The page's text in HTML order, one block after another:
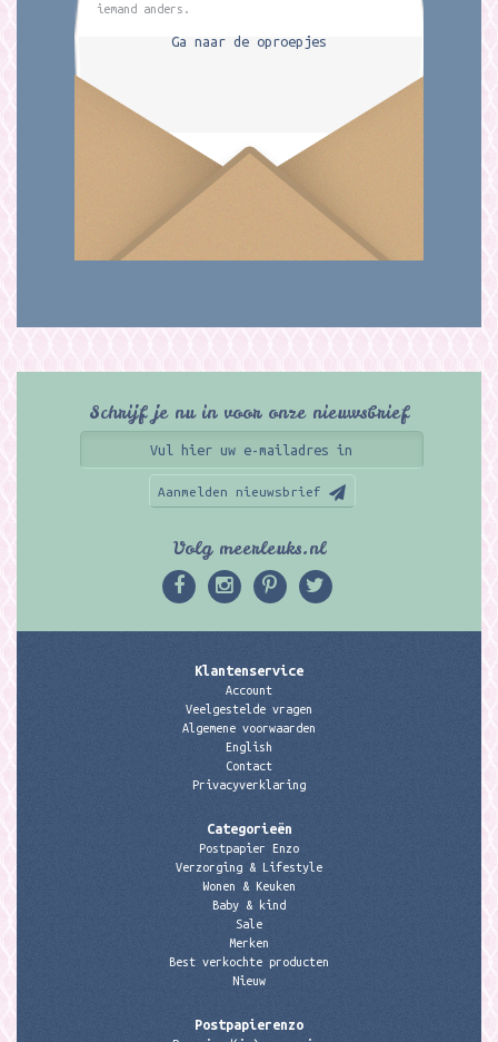
iemand anders.
Ga naar de oproepjes
Schrijf je nu in voor onze nieuwsbrief
Aanmelden nieuwsbrief
Volg meerleuks.nl
Klantenservice
Account
Veelgestelde vragen
Algemene voorwaarden
English
Contact
Privacyverklaring
Categorieën
Postpapier Enzo
Verzorging & Lifestyle
Wonen & Keuken
Baby & kind
Sale
Merken
Best verkochte producten
Nieuw
Postpapierenzo